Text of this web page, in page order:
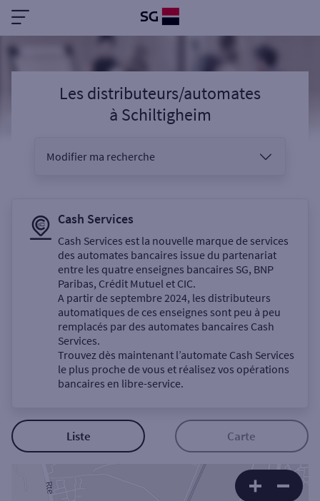
Les distributeurs/automates
à Schiltigheim
Modifier ma recherche
Sélectionnez votre recherche
Un service
Autour de moi
Cash Services
Cash Services est la nouvelle marque de services
des automates bancaires issue du partenariat
entre les quatre enseignes bancaires SG, BNP
Paribas, Crédit Mutuel et CIC.
A partir de septembre 2024, les distributeurs
automatiques de ces enseignes sont peu à peu
remplacés par des automates bancaires Cash
Services.
Trouvez dès maintenant l’automate Cash Services
le plus proche de vous et réalisez vos opérations
bancaires en libre-service.
Liste Carte